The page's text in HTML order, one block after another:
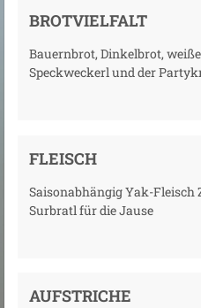
BROTVIELFALT
Bauernbrot, Dinkelbrot,
Speckweckerl und der
FLEISCH
Saisonabhängig Yak-Fleisch
Surbratl für die Jause
AUFSTRICHE